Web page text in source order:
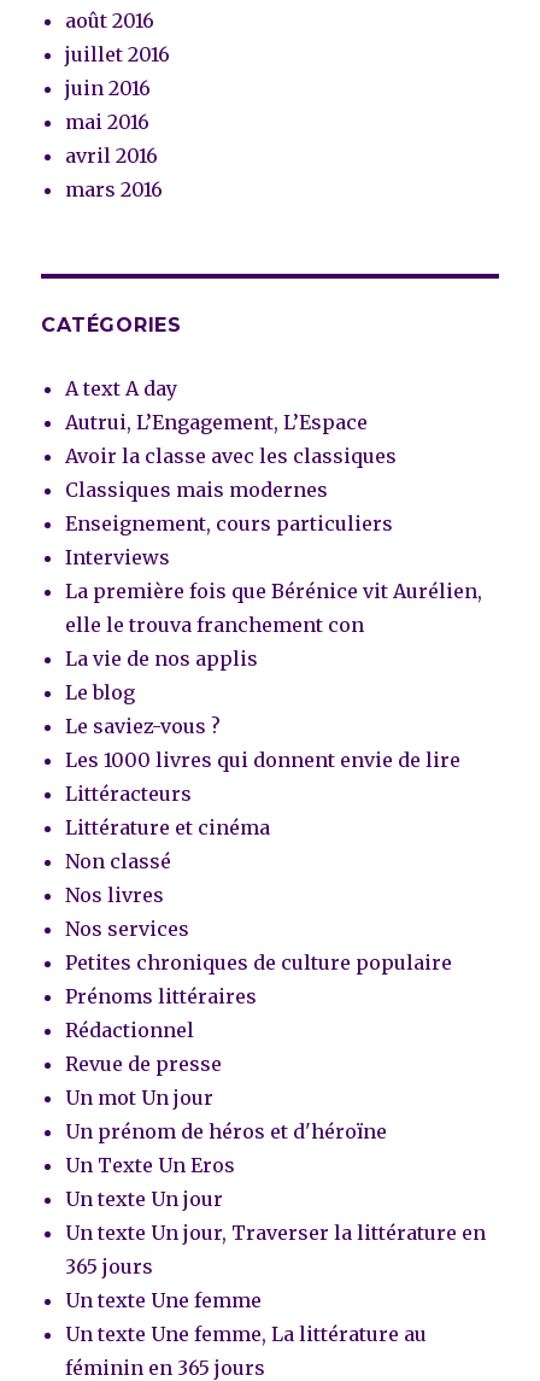
août 2016
juillet 2016
juin 2016
mai 2016
avril 2016
mars 2016
CATÉGORIES
A text A day
Autrui, L’Engagement, L’Espace
Avoir la classe avec les classiques
Classiques mais modernes
Enseignement, cours particuliers
Interviews
La première fois que Bérénice vit Aurélien,
elle le trouva franchement con
La vie de nos applis
Le blog
Le saviez-vous ?
Les 1000 livres qui donnent envie de lire
Littéracteurs
Littérature et cinéma
Non classé
Nos livres
Nos services
Petites chroniques de culture populaire
Prénoms littéraires
Rédactionnel
Revue de presse
Un mot Un jour
Un prénom de héros et d'héroïne
Un Texte Un Eros
Un texte Un jour
Un texte Un jour, Traverser la littérature en
365 jours
Un texte Une femme
Un texte Une femme, La littérature au
féminin en 365 jours